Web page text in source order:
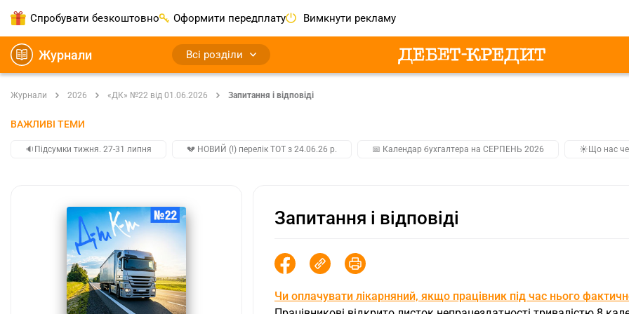
Спробувати безкоштовно Оформити передплату Вимкнути рекламу
Журнали Всі розділи
Журнали 2026 «ДК» №22 від 01.06.2026 Запитання і відповіді
ВАЖЛИВІ ТЕМИ
🔉Підсумки тижня. 27-31 липня 💔 НОВИЙ (!) перелік ТОТ з 24.06.26 р. 📅 Календар бухгалтера на СЕРПЕНЬ 2026 ☀️Що нас
Запитання і відповіді
Чи оплачувати лікарняний, якщо працівник під час нього